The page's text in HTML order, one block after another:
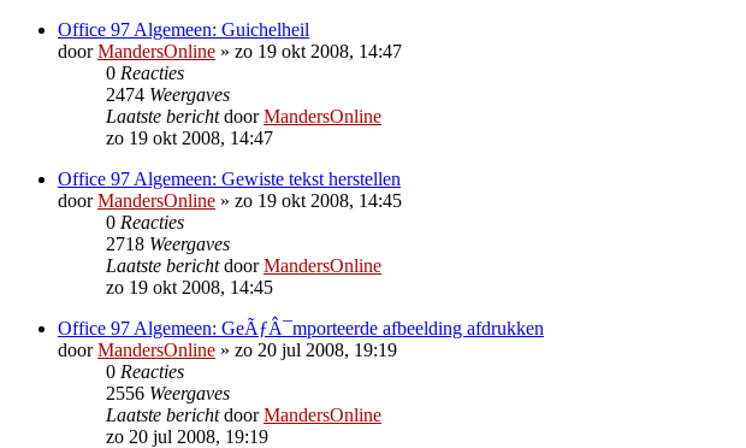
Office 97 Algemeen: Guichelheil
doorMandersOnline » zo 19 okt 2008, 14:47
0 Reacties
2474 Weergaves
Laatste berichtdoorMandersOnline
zo 19 okt 2008, 14:47
Office 97 Algemeen: Gewiste tekst herstellen
doorMandersOnline » zo 19 okt 2008, 14:45
0 Reacties
2718 Weergaves
Laatste berichtdoorMandersOnline
zo 19 okt 2008, 14:45
Office 97 Algemeen: GeÃƒÂ¯mporteerde afbeelding afdrukken
doorMandersOnline » zo 20 jul 2008, 19:19
0 Reacties
2556 Weergaves
Laatste berichtdoorMandersOnline
zo 20 jul 2008, 19:19